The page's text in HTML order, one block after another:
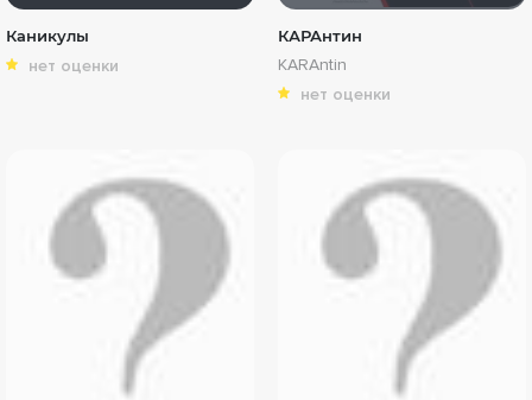
Каникулы
нет оценки
КАРАнтин
KARAntin
нет оценки